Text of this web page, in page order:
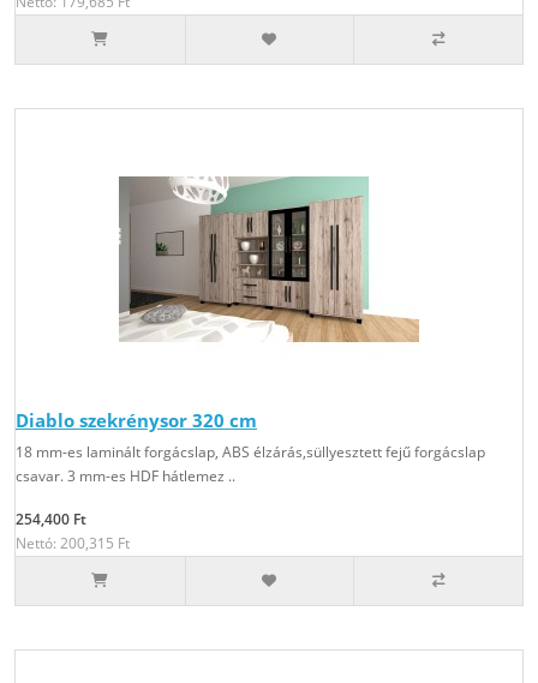
Diablo szekrénysor 320 cm
18 mm-es laminált forgácslap, ABS élzárás,süllyesztett fejű forgácslap
csavar. 3 mm-es HDF hátlemez ..
254,400 Ft
Nettó: 200,315 Ft